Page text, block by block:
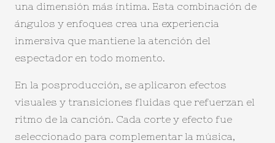
una dimensión más íntima. Esta combinación de
ángulos y enfoques crea una experiencia
inmersiva que mantiene la atención del
espectador en todo momento.
En la posproducción, se aplicaron efectos
visuales y transiciones fluidas que refuerzan el
ritmo de la canción. Cada corte y efecto fue
seleccionado para complementar la música,